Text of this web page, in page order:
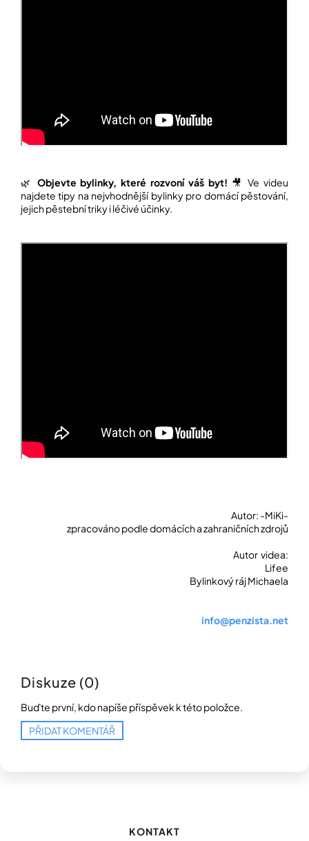
🌿 Objevte bylinky, které rozvoní váš byt! 🎥 Ve videu
najdete tipy na nejvhodnější bylinky pro domácí pěstování,
jejich pěstební triky i léčivé účinky.
Autor: -MiKi-
zpracováno podle domácích a zahraničních zdrojů
Autor videa:
Lifee
Bylinkový ráj Michaela
info@penzista.net
Diskuze (0)
Buďte první, kdo napíše příspěvek k této položce.
PŘIDAT KOMENTÁŘ
KONTAKT